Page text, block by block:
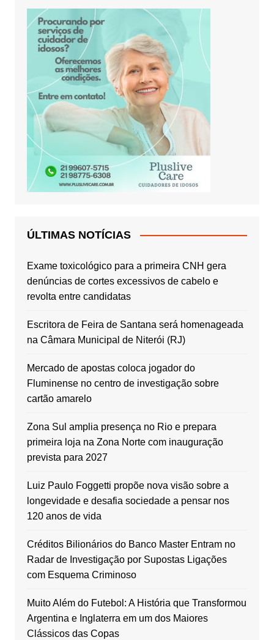
ÚLTIMAS NOTÍCIAS
Exame toxicológico para a primeira CNH gera
denúncias de cortes excessivos de cabelo e
revolta entre candidatas
Escritora de Feira de Santana será homenageada
na Câmara Municipal de Niterói (RJ)
Mercado de apostas coloca jogador do
Fluminense no centro de investigação sobre
cartão amarelo
Zona Sul amplia presença no Rio e prepara
primeira loja na Zona Norte com inauguração
prevista para 2027
Luiz Paulo Foggetti propõe nova visão sobre a
longevidade e desafia sociedade a pensar nos
120 anos de vida
Créditos Bilionários do Banco Master Entram no
Radar de Investigação por Supostas Ligações
com Esquema Criminoso
Muito Além do Futebol: A História que Transformou
Argentina e Inglaterra em um dos Maiores
Clássicos das Copas